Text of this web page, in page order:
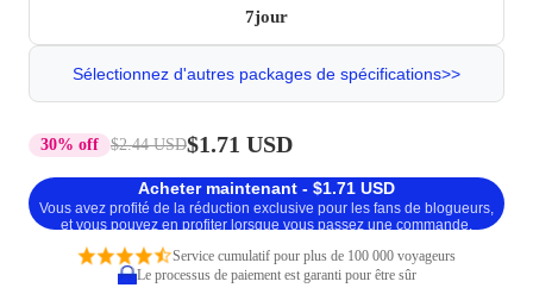
7jour
Sélectionnez d'autres packages de spécifications>>
30% off $2.44 USD$1.71 USD
Acheter maintenant - $1.71 USD
Vous avez profité de la réduction exclusive pour les fans de blogueurs,
et vous pouvez en profiter lorsque vous passez une commande.
Service cumulatif pour plus de 100 000 voyageurs
Le processus de paiement est garanti pour être sûr